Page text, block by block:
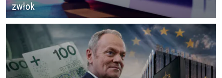
zwłok